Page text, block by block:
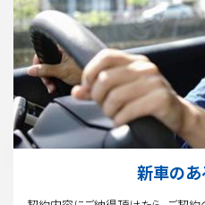
新車の